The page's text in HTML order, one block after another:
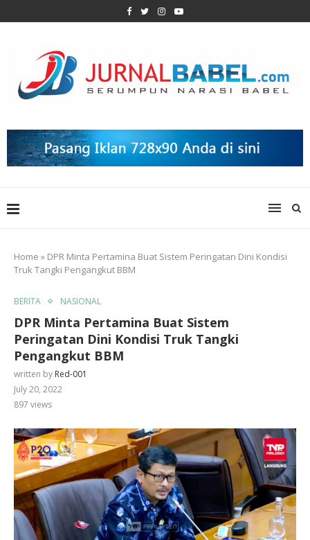
Home » DPR Minta Pertamina Buat Sistem Peringatan Dini Kondisi
Truk Tangki Pengangkut BBM
BERITA NASIONAL
DPR Minta Pertamina Buat Sistem
Peringatan Dini Kondisi Truk Tangki
Pengangkut BBM
written by Red-001
July 20, 2022
897 views